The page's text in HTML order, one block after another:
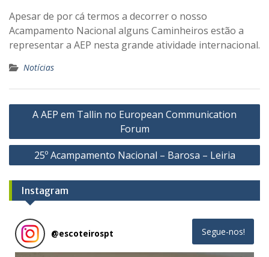
Apesar de por cá termos a decorrer o nosso
Acampamento Nacional alguns Caminheiros estão a
representar a AEP nesta grande atividade internacional.
Notícias
Navegação
artigos
A AEP em Tallin no European Communication
Forum
25º Acampamento Nacional – Barosa – Leiria
Instagram
@escoteirospt Segue-nos!